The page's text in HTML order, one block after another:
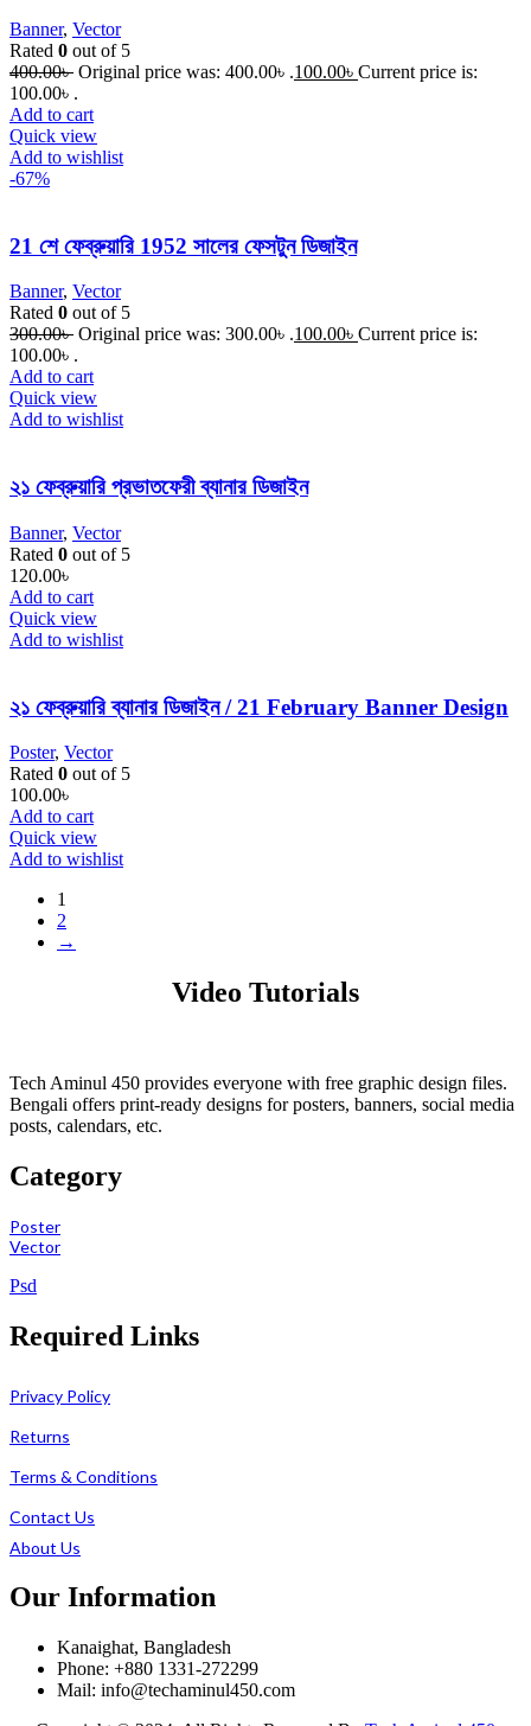
Banner, Vector
Rated 0 out of 5
400.00৳ Original price was: 400.00৳ .100.00৳ Current price is:
100.00৳ .
Add to cart
Quick view
Add to wishlist
-67%
21 শে ফেব্রুয়ারি 1952 সালের ফেসটুন ডিজাইন
Banner, Vector
Rated 0 out of 5
300.00৳ Original price was: 300.00৳ .100.00৳ Current price is:
100.00৳ .
Add to cart
Quick view
Add to wishlist
২১ ফেব্রুয়ারি প্রভাতফেরী ব্যানার ডিজাইন
Banner, Vector
Rated 0 out of 5
120.00৳
Add to cart
Quick view
Add to wishlist
২১ ফেব্রুয়ারি ব্যানার ডিজাইন / 21 February Banner Design
Poster, Vector
Rated 0 out of 5
100.00৳
Add to cart
Quick view
Add to wishlist
1
2
→
Video Tutorials
Tech Aminul 450 provides everyone with free graphic design files.
Bengali offers print-ready designs for posters, banners, social media
posts, calendars, etc.
Category
Poster
Vector
Psd
Required Links
Privacy Policy
Returns
Terms & Conditions
Contact Us
About Us
Our Information
Kanaighat, Bangladesh
Phone: +880 1331-272299
Mail: info@techaminul450.com